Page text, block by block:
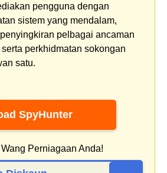
pengguna dengan
sistem yang mendalam,
pelbagai ancaman
serta perkhidmatan sokongan
satu.
SpyHunter
Perniagaan Anda!